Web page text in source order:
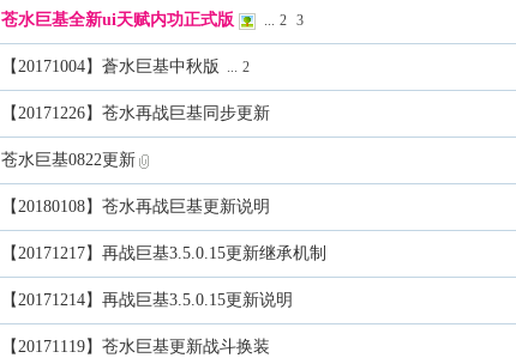
苍水巨基全新ui天赋内功正式版 ... 2 3
【20171004】蒼水巨基中秋版 ... 2
【20171226】苍水再战巨基同步更新
苍水巨基0822更新
【20180108】苍水再战巨基更新说明
【20171217】再战巨基3.5.0.15更新继承机制
【20171214】再战巨基3.5.0.15更新说明
【20171119】苍水巨基更新战斗换装